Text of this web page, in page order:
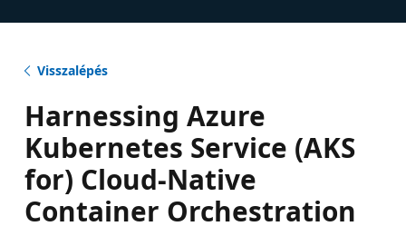
Visszalépés
Harnessing Azure
Kubernetes Service (AKS
for) Cloud-Native
Container Orchestration